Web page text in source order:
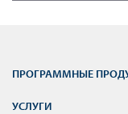
ПРОГРАММНЫЕ
УСЛУГИ